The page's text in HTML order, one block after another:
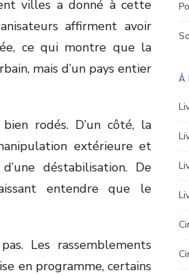
villes a donné à cette
affirment avoir
ce qui montre que la
mais d’un pays entier
rodés. D’un côté, la
extérieure et
déstabilisation. De
entendre que le
Les rassemblements
en programme, certains
À